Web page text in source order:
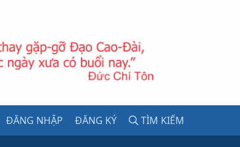
ĐĂNG NHẬP ĐĂNG KÝ TÌM KIẾM